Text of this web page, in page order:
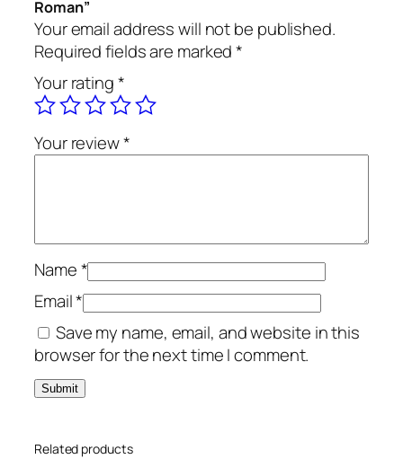
ă
.
o
m
a
n
n
t
i
t
y
Roman”
Your email address will not be published.
Required fields are marked*
Your rating*
Your review*
Name*
Email*
Save my name, email, and website in this
browser for the next time I comment.
Related products